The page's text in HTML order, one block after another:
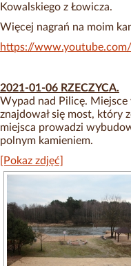
Kowalskiego z Łowicza.
Więcej nagrań na moim
https://
2021-01-06 RZECZYCA.
Wypad nad Pilicę.
znajdował się most, który
miejsca prowadzi
polnym kamieniem.
[Pokaz zdjęć]